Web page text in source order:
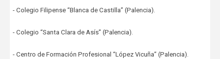
- Colegio Filipense “Blanca de Castilla” (Palencia).
- Colegio “Santa Clara de Asís” (Palencia).
- Centro de Formación Profesional “López Vicuña” (Palencia).